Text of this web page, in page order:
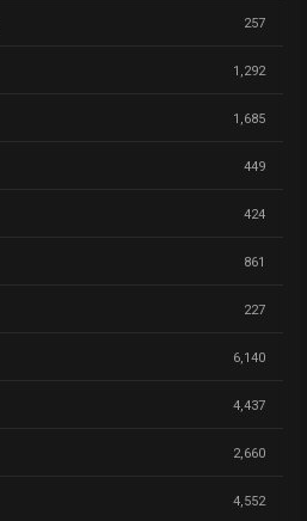
257
1,292
1,685
449
424
861
227
6,140
4,437
2,660
4,552